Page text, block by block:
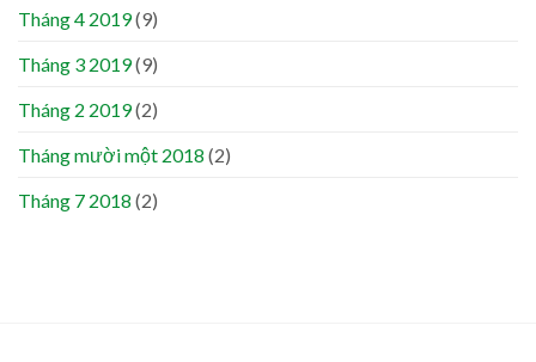
Tháng 4 2019(9)
Tháng 3 2019(9)
Tháng 2 2019(2)
Tháng mười một 2018 (2)
Tháng 7 2018 (2)